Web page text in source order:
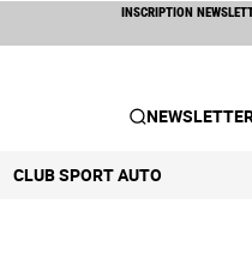
INSCRIPTION
CLUB SPORT AUTO